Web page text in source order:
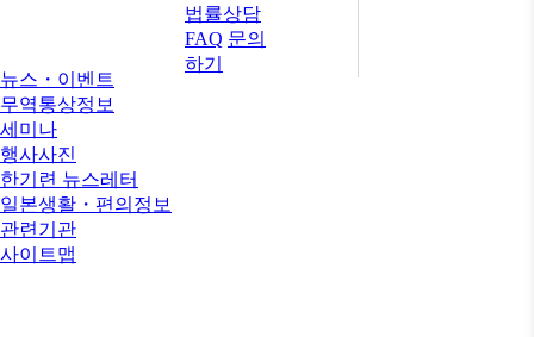
법률상담
FAQ 문의
하기
뉴스・이벤트
무역통상정보
세미나
행사사진
한기련 뉴스레터
일본생활・편의정보
관련기관
사이트맵